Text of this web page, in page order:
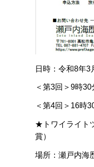
日時：令和8年3
＜第3回＞9時
＜第4回＞16時
★トワイライト
賞）
場所：瀬戸内海